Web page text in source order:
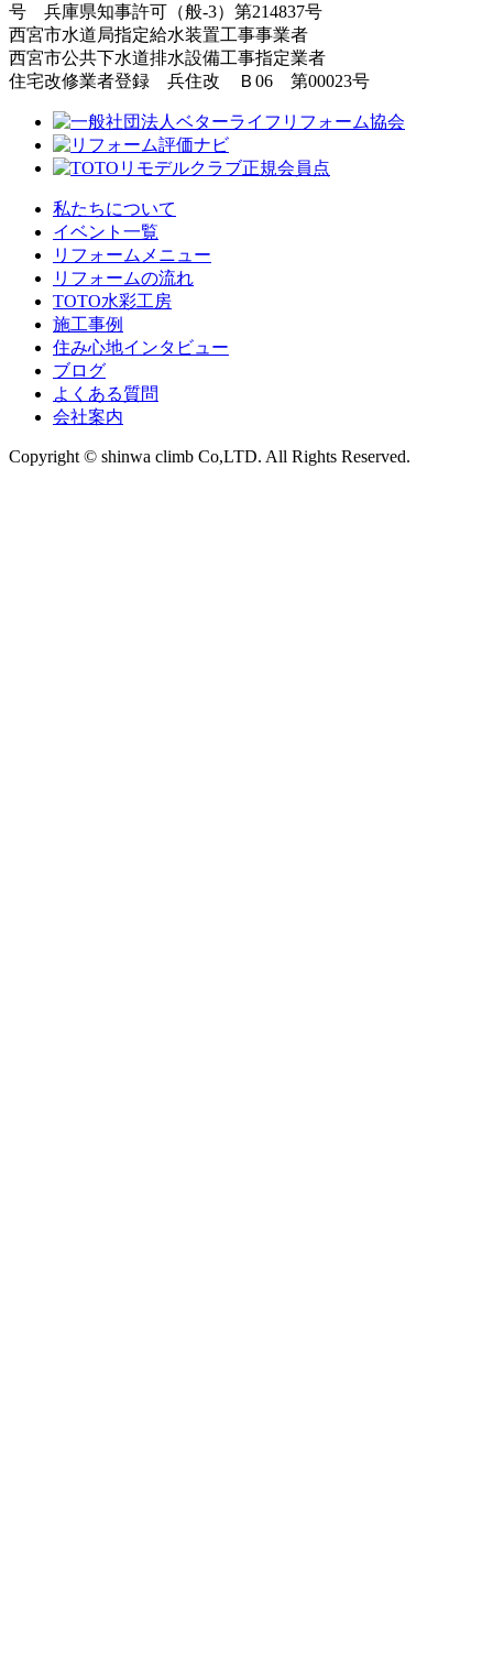
号 兵庫県知事許可（般-3）第214837号
西宮市水道局指定給水装置工事事業者
西宮市公共下水道排水設備工事指定業者
住宅改修業者登録 兵住改 Ｂ06 第00023号
私たちについて
イベント一覧
リフォームメニュー
リフォームの流れ
TOTO水彩工房
施工事例
住み心地インタビュー
ブログ
よくある質問
会社案内
Copyright © shinwa climb Co,LTD. All Rights Reserved.